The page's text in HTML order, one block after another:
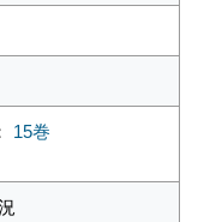
15巻